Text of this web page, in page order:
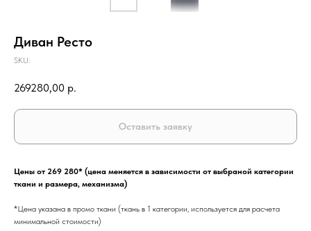
Диван Ресто
SKU:
269280,00 р.
Оставить заявку
Цены от 269 280* (цена меняется в зависимости от выбраной категории
ткани и размера, механизма)
*Цена указана в промо ткани (ткань в 1 категории, используется для расчета
минимальной стоимости)